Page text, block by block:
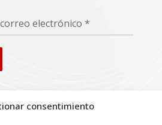
consentimiento
electrónico *